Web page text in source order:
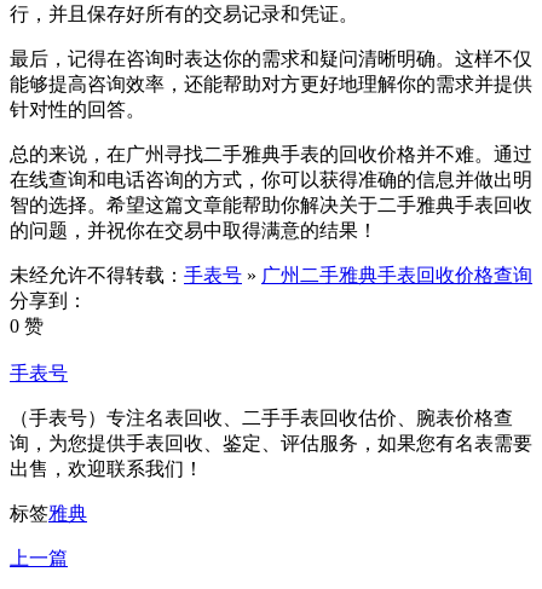
行，并且保存好所有的交易记录和凭证。
最后，记得在咨询时表达你的需求和疑问清晰明确。这样不仅
能够提高咨询效率，还能帮助对方更好地理解你的需求并提供
针对性的回答。
总的来说，在广州寻找二手雅典手表的回收价格并不难。通过
在线查询和电话咨询的方式，你可以获得准确的信息并做出明
智的选择。希望这篇文章能帮助你解决关于二手雅典手表回收
的问题，并祝你在交易中取得满意的结果！
未经允许不得转载： 手表号 » 广州二手雅典手表回收价格查询
分享到：
0 赞
手表号
（手表号）专注名表回收、二手手表回收估价、腕表价格查
询，为您提供手表回收、鉴定、评估服务，如果您有名表需要
出售，欢迎联系我们！
标签雅典
上一篇